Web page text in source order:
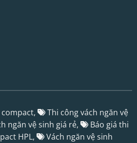
Thi công vách ngăn vệ
ngăn vệ sinh giá rẻ,
Báo giá thi
HPL,
Vách ngăn vệ sinh